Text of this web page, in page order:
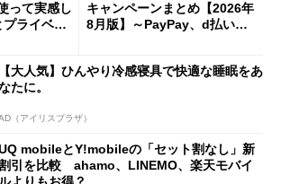
って実感し
ライベー
キャンペーンまとめ【2026年
8月版】～PayPay、d払い、a
【大人気】ひんやり冷感寝具で快適な睡眠をあ
たに。
（アイリスプラザ）
mobileとY!mobileの「セット割なし」新
引を比較 ahamo、LINEMO、楽天モバイ